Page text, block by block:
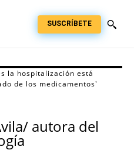
SUSCRÍBETE
la hospitalización está
de los medicamentos'
autora del